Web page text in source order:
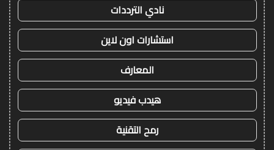
نادي الترددات
استشارات اون لاين
المعارف
هيدب فيديو
رمح التقنية